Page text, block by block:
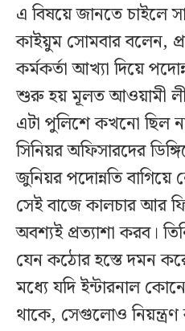
এ বিষয়ে জানতে চাইলে
কাইয়ুম সোমবার বলেন,
কর্মকর্তা আখ্যা দিয়ে
শুরু হয় মূলত আওয়ামী
এটা পুলিশে কখনো ছিল
সিনিয়র অফিসারদের
জুনিয়র পদোন্নতি
সেই বাজে কালচার আর
অবশ্যই প্রত্যাশা করব।
যেন কঠোর হস্তে দমন
মধ্যে যদি ইন্টারনাল
থাকে, সেগুলোও